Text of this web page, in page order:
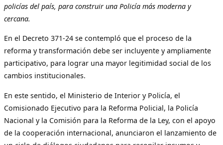
policías del país, para construir una Policía más moderna y
cercana.
En el Decreto 371-24 se contempló que el proceso de la
reforma y transformación debe ser incluyente y ampliamente
participativo, para lograr una mayor legitimidad social de los
cambios institucionales.
En este sentido, el Ministerio de Interior y Policía, el
Comisionado Ejecutivo para la Reforma Policial, la Policía
Nacional y la Comisión para la Reforma de la Ley, con el apoyo
de la cooperación internacional, anunciaron el lanzamiento de